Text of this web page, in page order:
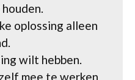
oplossing alleen
wilt hebben.
mee te werken